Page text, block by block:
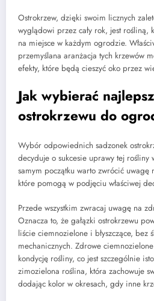
Ostrokrzew, dzięki swoim licznych
wyglądowi przez cały rok, jest rośliną,
na miejsce w każdym ogrodzie.
przemyślana aranżacja tych krzewów
efekty, które będą cieszyć oko przez
Jak wybierać
ostrokrzewu do
Wybór odpowiednich sadzonek
decyduje o sukcesie uprawy tej
samym początku warto zwrócić uwagę
które pomogą w podjęciu właściwej
Przede wszystkim zwracaj uwagę na
Oznacza to, że gałązki ostrokrzewu
liście ciemnozielone i błyszczące, bez
mechanicznych. Zdrowe
kondycję rośliny, co jest szczególnie
zimozielona roślina, która zachowuje
dodając kolor w okresach, gdy inne